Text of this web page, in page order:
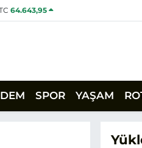
64.643,95
SPOR YAŞAM